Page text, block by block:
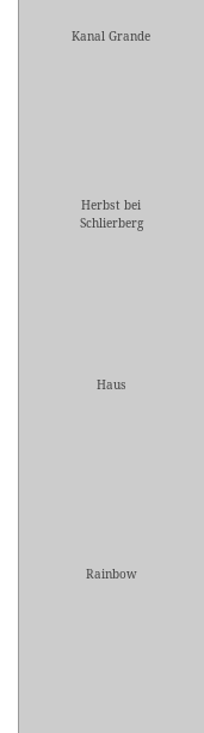
Kanal Grande
Herbst bei
Schlierberg
Haus
Rainbow